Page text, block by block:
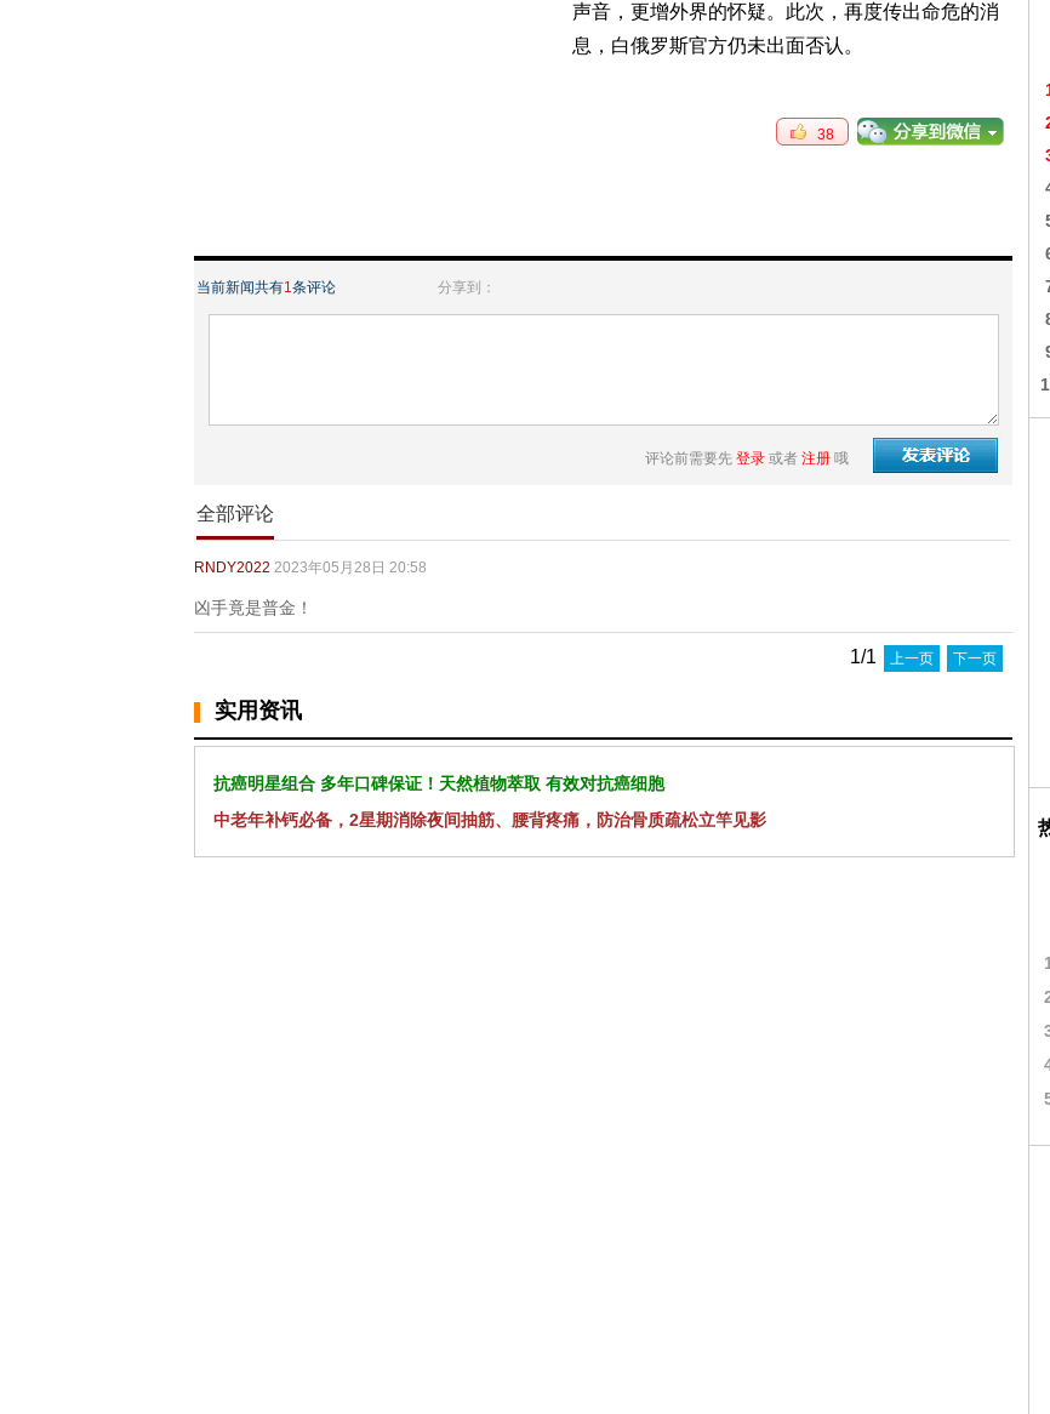
声音，更增外界的怀疑。此次，再度传出命危的消
息，白俄罗斯官方仍未出面否认。
38
当前新闻共有1条评论 分享到：
评论前需要先 登录 或者 注册 哦
全部评论
RNDY2022 2023年05月28日 20:58
凶手竟是普金！
1/1 上一页 下一页
实用资讯
抗癌明星组合 多年口碑保证！天然植物萃取 有效对抗癌细胞
中老年补钙必备，2星期消除夜间抽筋、腰背疼痛，防治骨质疏松立竿见影